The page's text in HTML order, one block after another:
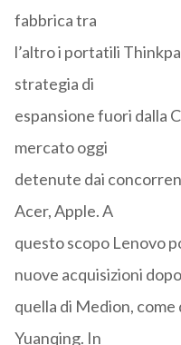
fabbrica tra
l’altro i portatili
strategia di
espansione fuori dalla
mercato oggi
detenute dai
Acer, Apple. A
questo scopo Lenovo
nuove acquisizioni dopo
quella di Medion,
Yuanqing. In